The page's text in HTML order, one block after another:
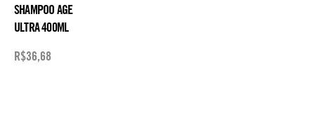
SHAMPOO AGE
ULTRA 400ML
R$36,68